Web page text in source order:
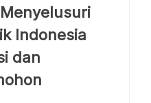
Indonesia
dan